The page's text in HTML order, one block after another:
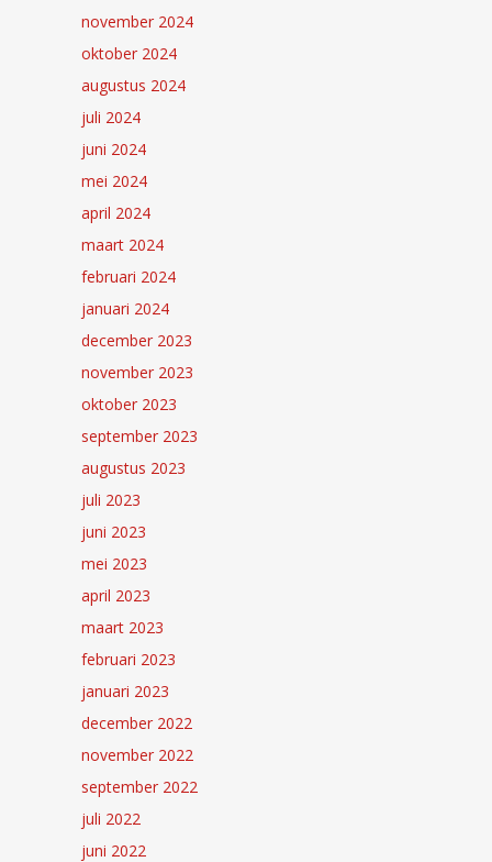
november 2024
oktober 2024
augustus 2024
juli 2024
juni 2024
mei 2024
april 2024
maart 2024
februari 2024
januari 2024
december 2023
november 2023
oktober 2023
september 2023
augustus 2023
juli 2023
juni 2023
mei 2023
april 2023
maart 2023
februari 2023
januari 2023
december 2022
november 2022
september 2022
juli 2022
juni 2022